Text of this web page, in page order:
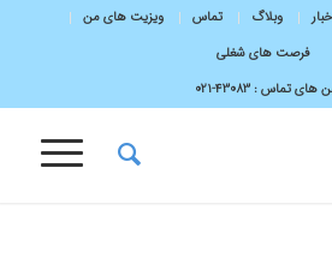
وبلاگ تماس
ویزیت های من
فرصت های شغلی
های تماس :43083-۰۲۱